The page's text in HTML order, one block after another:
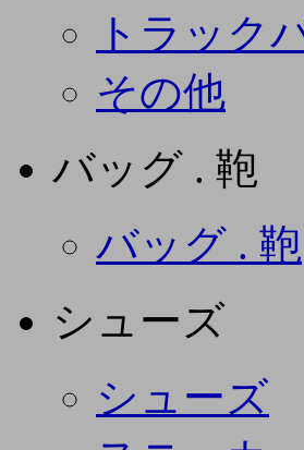
トラック
その他
バッグ . 鞄
バッグ . 鞄
シューズ
シューズ